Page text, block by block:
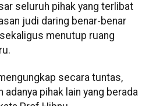
seluruh pihak yang terlibat
judi daring benar-benar
menutup ruang
secara tuntas,
pihak lain yang berada